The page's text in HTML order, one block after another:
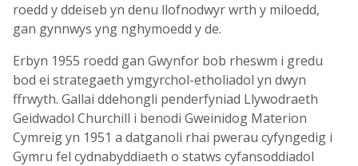
roedd y ddeiseb yn denu llofnodwyr wrth y miloedd,
gan gynnwys yng nghymoedd y de.
Erbyn 1955 roedd gan Gwynfor bob rheswm i gredu
bod ei strategaeth ymgyrchol-etholiadol yn dwyn
ffrwyth. Gallai ddehongli penderfyniad Llywodraeth
Geidwadol Churchill i benodi Gweinidog Materion
Cymreig yn 1951 a datganoli rhai pwerau cyfyngedig i
Gymru fel cydnabyddiaeth o statws cyfansoddiadol